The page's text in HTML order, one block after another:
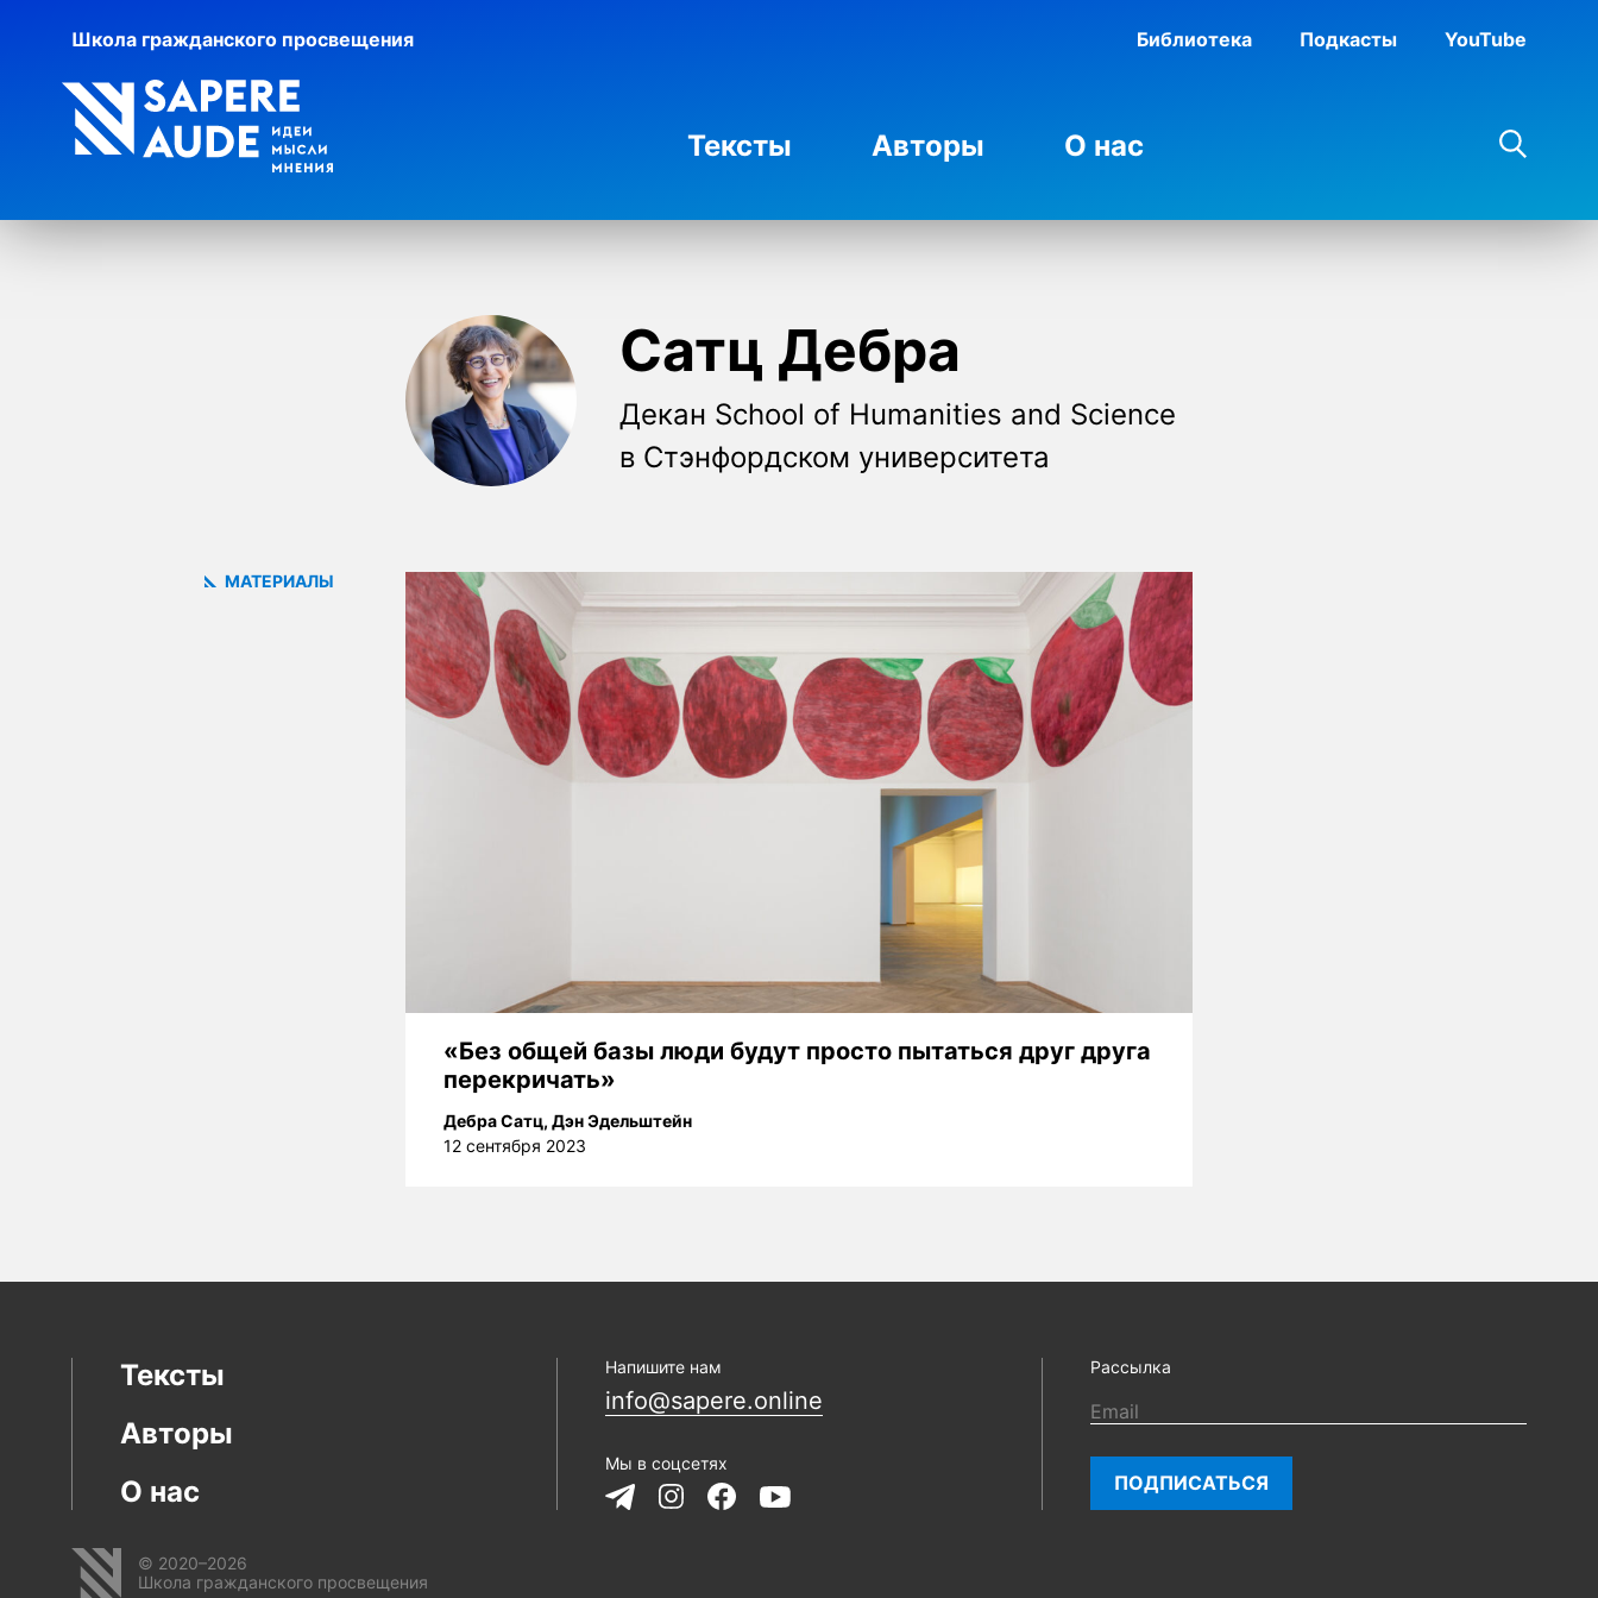
Школа гражданского просвещения Библиотека Подкасты YouTube
Тексты Авторы О нас
Сатц Дебра
Декан School of Humanities and Science
в Стэнфордском университета
МАТЕРИАЛЫ
«Без общей базы люди будут просто пытаться друг друга
перекричать»
Дебра Сатц, Дэн Эдельштейн
12 сентября 2023
Тексты
Авторы
О нас
Напишите нам
info@sapere.online
Мы в соцсетях
Рассылка
ПОДПИСАТЬСЯ
© 2020–2026
Школа гражданского просвещения